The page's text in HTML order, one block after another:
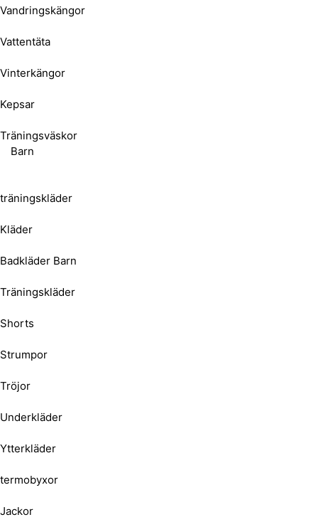
Vandringskängor
Vattentäta
Vinterkängor
Kepsar
Träningsväskor
Barn
träningskläder
Kläder
Badkläder Barn
Träningskläder
Shorts
Strumpor
Tröjor
Underkläder
Ytterkläder
termobyxor
Jackor